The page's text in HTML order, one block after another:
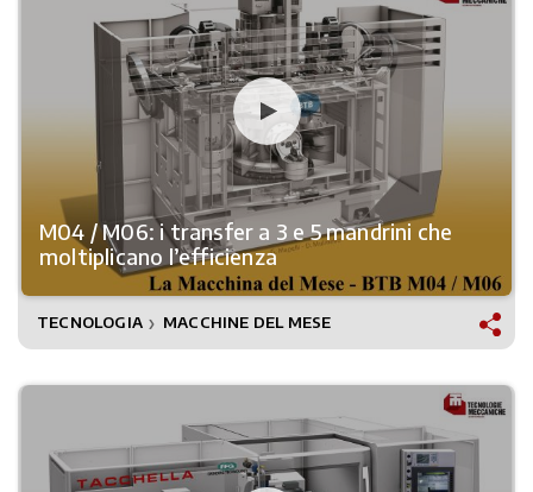
M04 / M06: i transfer a 3 e 5 mandrini che
moltiplicano l’efficienza
TECNOLOGIA ❯ MACCHINE DEL MESE